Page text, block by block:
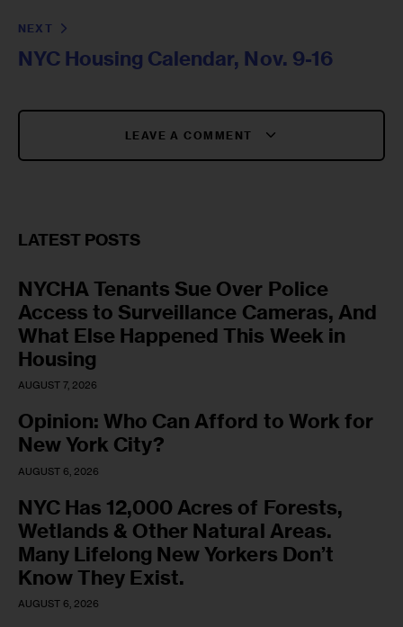
NEXT
NYC Housing Calendar, Nov. 9-16
LEAVE A COMMENT
LATEST POSTS
NYCHA Tenants Sue Over Police
Access to Surveillance Cameras, And
What Else Happened This Week in
Housing
AUGUST 7, 2026
Opinion: Who Can Afford to Work for
New York City?
AUGUST 6, 2026
NYC Has 12,000 Acres of Forests,
Wetlands & Other Natural Areas.
Many Lifelong New Yorkers Don’t
Know They Exist.
AUGUST 6, 2026